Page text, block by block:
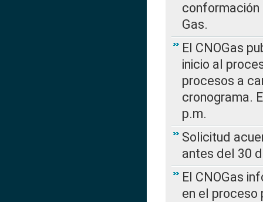
conformación
Gas.
El CNOGas
inicio al
procesos a
cronograma.
p.m.
Solicitud
antes del 30
El CNOGas
en el